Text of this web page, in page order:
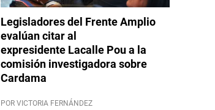
Legisladores del Frente Amplio
evalúan citar al
expresidente Lacalle Pou a la
comisión investigadora sobre
Cardama
POR VICTORIA FERNÁNDEZ